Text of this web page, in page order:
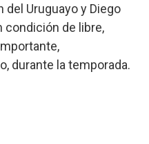
Uruguayo y Diego
condición de libre,
durante la temporada.